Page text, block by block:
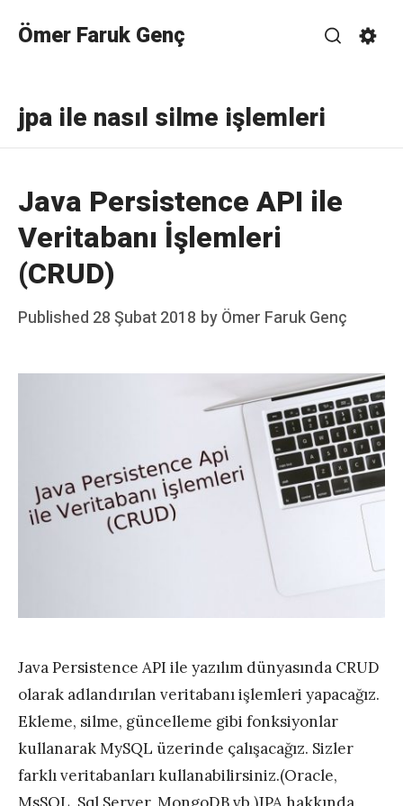
Ömer Faruk Genç
jpa ile nasıl silme işlemleri
Java Persistence API ile
Veritabanı İşlemleri
(CRUD)
Posted
Published 28 Şubat 2018 byÖmer Faruk Genç
Java Persistence API ile yazılım dünyasında CRUD
olarak adlandırılan veritabanı işlemleri yapacağız.
Ekleme, silme, güncelleme gibi fonksiyonlar
kullanarak MySQL üzerinde çalışacağız. Sizler
farklı veritabanları kullanabilirsiniz.(Oracle,